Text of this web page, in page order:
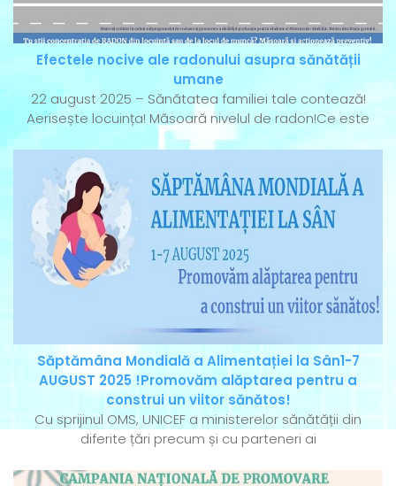
Efectele nocive ale radonului asupra sănătății
umane
22 august 2025 – Sănătatea familiei tale contează!
Aerisește locuința! Măsoară nivelul de radon!Ce este
Săptămâna Mondială a Alimentației la Sân1-7
AUGUST 2025 !Promovăm alăptarea pentru a
construi un viitor sănătos!
Cu sprijinul OMS, UNICEF a ministerelor sănătății din
diferite țări precum și cu parteneri ai